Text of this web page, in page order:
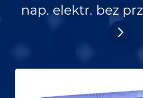
nap. elektr. bez